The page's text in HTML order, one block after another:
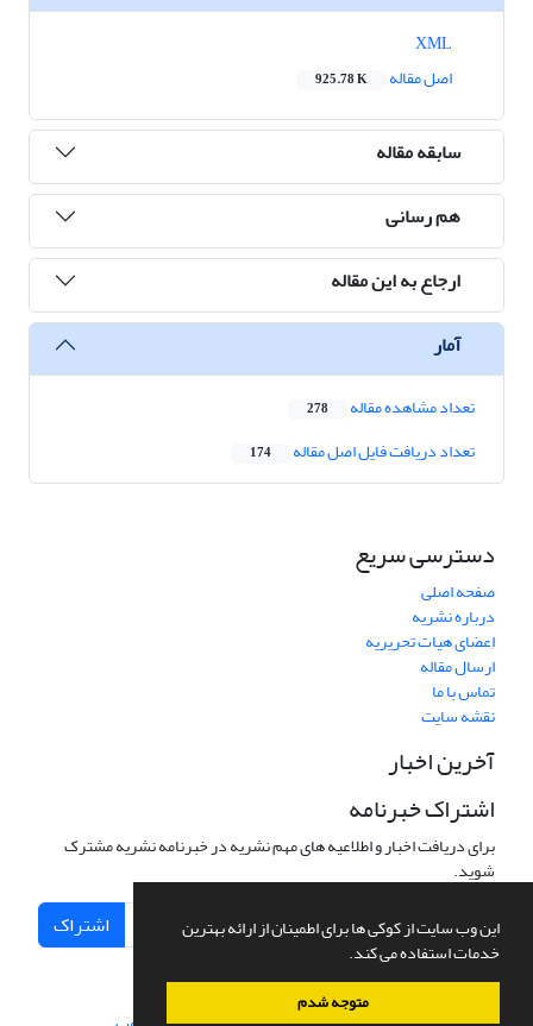
این وب سایت از کوکی ها برای اطمینان از ارائه بهترین
خدمات استفاده می کند.
متوجه شدم
اصل مقاله
925.78 K
سابقه مقاله
هم رسانی
ارجاع به این مقاله
آمار
تعداد مشاهده مقاله 278
تعداد دریافت فایل اصل مقاله 174
دسترسی سریع
صفحه اصلی
درباره نشریه
اعضای هیات تحریریه
ارسال مقاله
تماس با ما
نقشه سایت
آخرین اخبار
اشتراک خبرنامه
برای دریافت اخبار و اطلاعیه های مهم نشریه در خبرنامه نشریه مشترک
شوید.
اشتراک